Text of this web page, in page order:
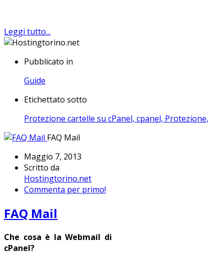
Leggi tutto...
Pubblicato in
Guide
Etichettato sotto
Protezione cartelle su cPanel, cpanel, Protezione,
FAQ Mail
Maggio 7, 2013
Scritto da
Hostingtorino.net
Commenta per primo!
FAQ Mail
Che cosa è la Webmail di
cPanel?